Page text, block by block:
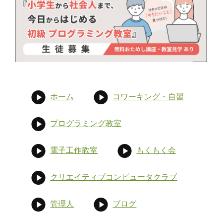
ホーム コワーキング・自習
プログラミング教室
電子工作教室 もくもく会
クリエイティブコンピュータクラブ
管理人 ブログ